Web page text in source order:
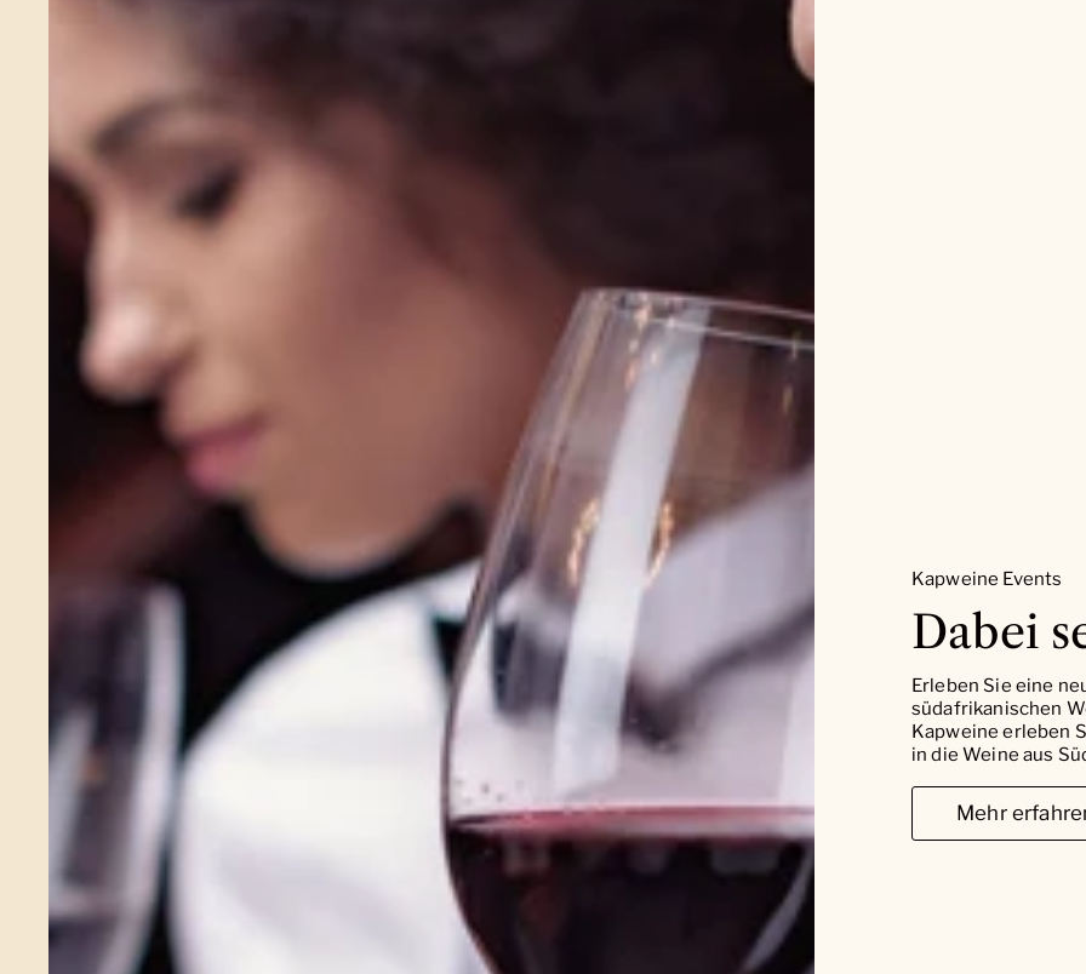
Kapweine Events
Dabei
Erleben Sie eine
südafrikanischen
Kapweine erleben
in die Weine aus
Mehr